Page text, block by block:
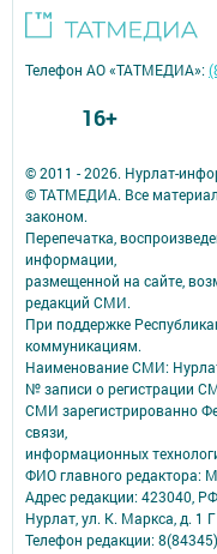
© 2011 - 2026. Нурлат-⁠
© ТАТМЕДИА. Все
законом.
Перепечатка,
информации,
размещенной на сайте,
редакций СМИ.
При поддержке
коммуникациям.
Наименование СМИ:
№ записи о регистрации
СМИ зарегистрированно
связи,
информационных
ФИО главного редактора:
Адрес редакции: 423040,
Нурлат, ул. К. Маркса, д. 1 Г
Телефон редакции:
Телефон АО «ТАТМЕДИА»:
16+